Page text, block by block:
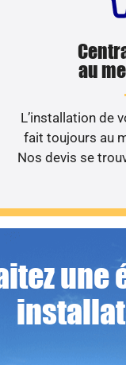
au
L’installation de
fait toujours au
Nos devis se